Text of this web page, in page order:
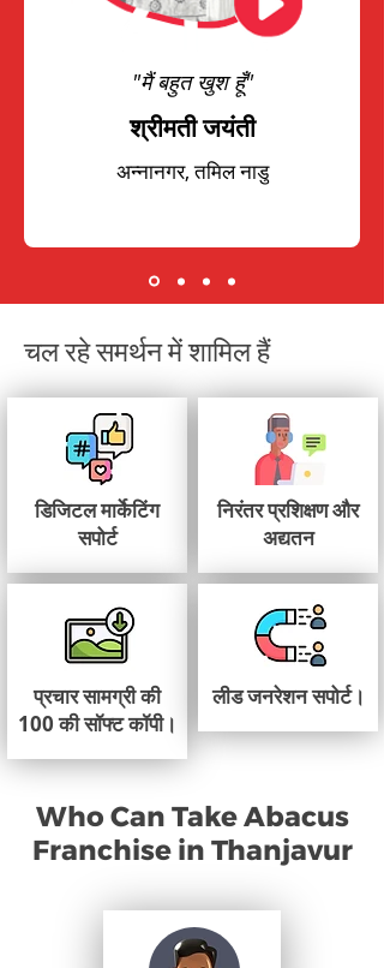
"मैं बहुत खुश हूँ"
श्रीमती जयंती
अन्नानगर, तमिल नाडु
चल रहे समर्थन में शामिल हैं
डिजिटल मार्केटिंग
सपोर्ट
प्रचार सामग्री की
100 की सॉफ्ट कॉपी।
निरंतर प्रशिक्षण और
अद्यतन
लीड जनरेशन सपोर्ट।
Who Can Take Abacus
Franchise in Thanjavur